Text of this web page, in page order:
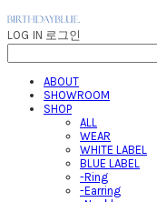
LOG IN 로그인
ABOUT
SHOWROOM
SHOP
ALL
WEAR
WHITE LABEL
BLUE LABEL
-Ring
-Earring